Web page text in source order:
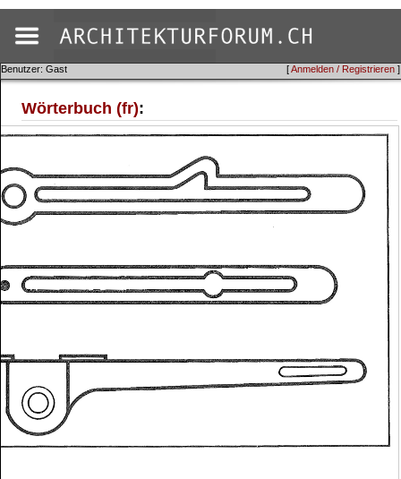
[Anmelden / Registrieren ]
Benutzer: Gast
Wörterbuch (fr):